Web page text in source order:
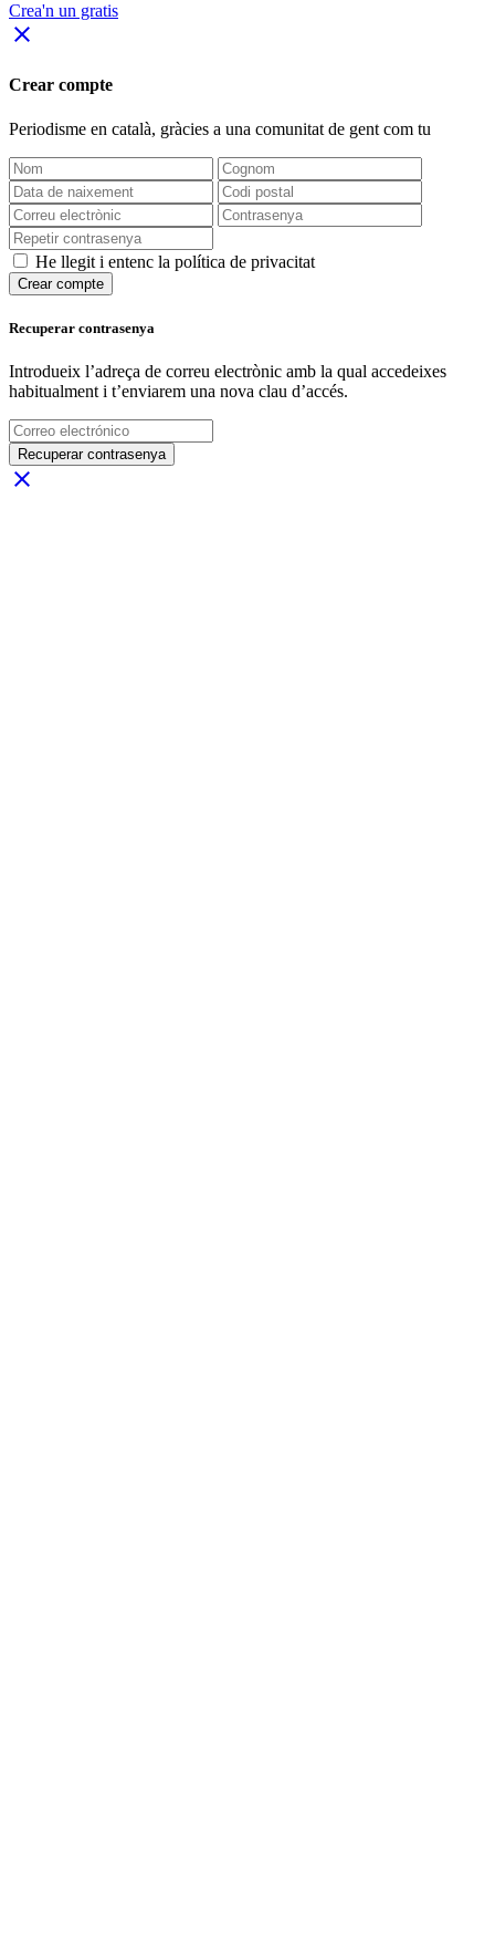
Crea'n un gratis
close
Crear compte
Periodisme en català, gràcies a una comunitat de gent com tu
He llegit i entenc la política de privacitat
Crear compte
Recuperar contrasenya
Introdueix l’adreça de correu electrònic amb la qual accedeixes
habitualment i t’enviarem una nova clau d’accés.
Recuperar contrasenya
close